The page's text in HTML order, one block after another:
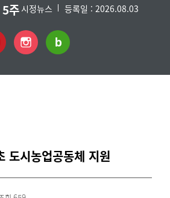
주 시정뉴스 등록일 : 2026.08.03
도시농업공동체 지원